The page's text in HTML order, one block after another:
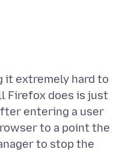
it extremely hard to
Firefox does is just
entering a user
to a point the
to stop the